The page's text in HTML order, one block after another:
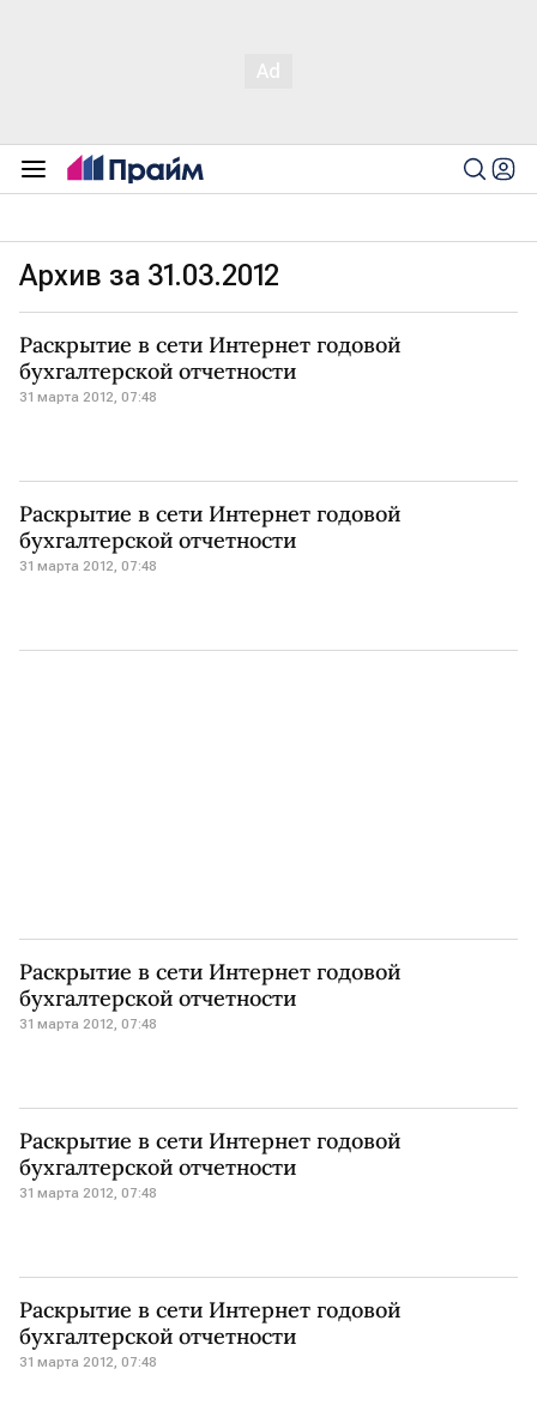
Архив за 31.03.2012
Раскрытие в сети Интернет годовой
бухгалтерской отчетности
31 марта 2012, 07:48
Раскрытие в сети Интернет годовой
бухгалтерской отчетности
31 марта 2012, 07:48
Раскрытие в сети Интернет годовой
бухгалтерской отчетности
31 марта 2012, 07:48
Раскрытие в сети Интернет годовой
бухгалтерской отчетности
31 марта 2012, 07:48
Раскрытие в сети Интернет годовой
бухгалтерской отчетности
31 марта 2012, 07:48